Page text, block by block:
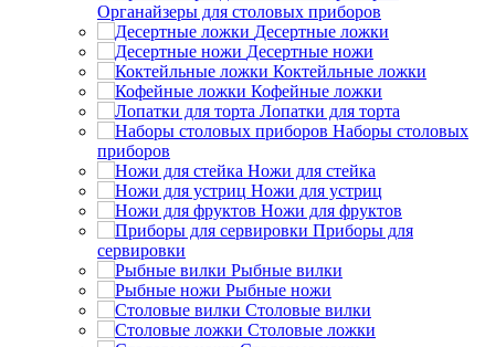
Органайзеры для столовых приборов
Десертные ложки
Десертные ножи
Коктейльные ложки
Кофейные ложки
Лопатки для торта
Наборы столовых
приборов
Ножи для стейка
Ножи для устриц
Ножи для фруктов
Приборы для
сервировки
Рыбные вилки
Рыбные ножи
Столовые вилки
Столовые ложки